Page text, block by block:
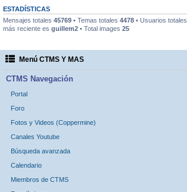
ESTADÍSTICAS
Mensajes totales 45769 • Temas totales 4478 • Usuarios totales
más reciente es guillem2 • Total images 25
Menú CTMS Y MAS
CTMS Navegación
Portal
Foro
Fotos y Videos (Coppermine)
Canales Youtube
Búsqueda avanzada
Calendario
Miembros de CTMS